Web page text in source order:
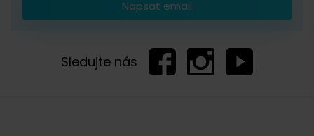
Napsat email
Sledujte nás